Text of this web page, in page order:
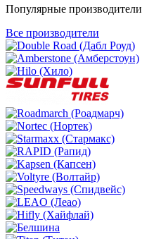
Популярные производители
Все производители